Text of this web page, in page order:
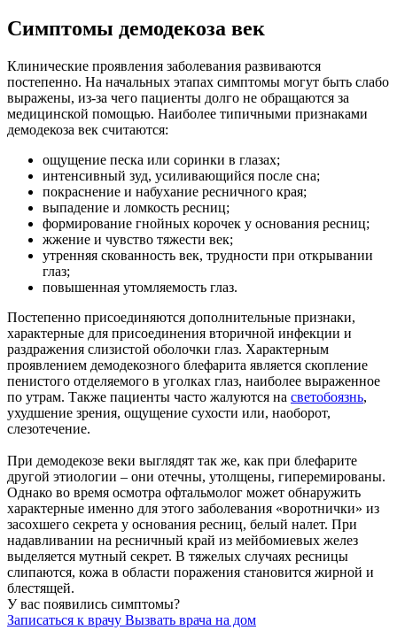
Симптомы демодекоза век
Клинические проявления заболевания развиваются
постепенно. На начальных этапах симптомы могут быть слабо
выражены, из-за чего пациенты долго не обращаются за
медицинской помощью. Наиболее типичными признаками
демодекоза век считаются:
ощущение песка или соринки в глазах;
интенсивный зуд, усиливающийся после сна;
покраснение и набухание ресничного края;
выпадение и ломкость ресниц;
формирование гнойных корочек у основания ресниц;
жжение и чувство тяжести век;
утренняя скованность век, трудности при открывании
глаз;
повышенная утомляемость глаз.
Постепенно присоединяются дополнительные признаки,
характерные для присоединения вторичной инфекции и
раздражения слизистой оболочки глаз. Характерным
проявлением демодекозного блефарита является скопление
пенистого отделяемого в уголках глаз, наиболее выраженное
по утрам. Также пациенты часто жалуются на светобоязнь,
ухудшение зрения, ощущение сухости или, наоборот,
слезотечение.
При демодекозе веки выглядят так же, как при блефарите
другой этиологии – они отечны, утолщены, гиперемированы.
Однако во время осмотра офтальмолог может обнаружить
характерные именно для этого заболевания «воротнички» из
засохшего секрета у основания ресниц, белый налет. При
надавливании на ресничный край из мейбомиевых желез
выделяется мутный секрет. В тяжелых случаях ресницы
слипаются, кожа в области поражения становится жирной и
блестящей.
У вас появились симптомы?
Записаться к врачу Вызвать врача на дом